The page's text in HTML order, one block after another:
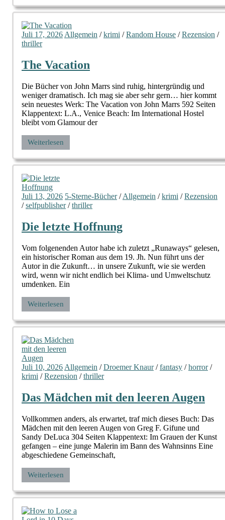
Juli 17, 2026 Allgemein /krimi /Random House /Rezension /
thriller
The Vacation
Die Bücher von John Marrs sind ruhig, hintergründig und
weniger dramatisch. Ich mag sie aber sehr gern… hier kommt
sein neuestes Werk: The Vacation von John Marrs 592 Seiten
Klappentext: L.A., Venice Beach: Im International Hostel
bleibt vom Glamour der
Weiterlesen
Juli 13, 2026 5-Sterne-Bücher/Allgemein /krimi /Rezension
/selfpublisher/thriller
Die letzte Hoffnung
Vom folgenenden Autor habe ich zuletzt „Runaways“ gelesen,
ein historischer Roman aus dem 19. Jh. Nun führt uns der
Autor in die Zukunft… in unsere Zukunft, wie sie werden
wird, wenn wir nicht endlich bei Klima- und Umweltschutz
umdenken. Ein
Weiterlesen
Juli 10, 2026 Allgemein /Droemer Knaur/fantasy /horror/
krimi /Rezension /thriller
Das Mädchen mit den leeren Augen
Vollkommen anders, als erwartet, traf mich dieses Buch: Das
Mädchen mit den leeren Augen von Greg F. Gifune und
Sandy DeLuca 304 Seiten Klappentext: Im Grauen der Kunst
gefangen – eine junge Malerin im Bann des Wahnsinns Eine
abgeschiedene Gemeinschaft,
Weiterlesen